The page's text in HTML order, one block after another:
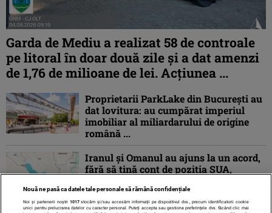
Garda de Mediu a realizat 58 de controale
pe litoral în doar două zile și a dat amenzi
de 1,76 de milioane de lei. Acțiunea ...
Proprietarii ParkLake din București au
dat lovitura: au cumpărat imperiul
imobiliar al miliardarului de origine
română ...
Iranul și Omanul au ajuns la un acord,
fără să țină cont de poziția SUA,
unei ...
Nouă ne pasă ca datele tale personale să rămână confidențiale
Noi și partenerii noștri 1017stocăm și/sau accesăm informații pe dispozitivul dvs., precum identificatorii cookie
unici pentru prelucrarea datelor cu caracter personal. Puteți accepta sau gestiona preferințele dvs. făcând clic mai